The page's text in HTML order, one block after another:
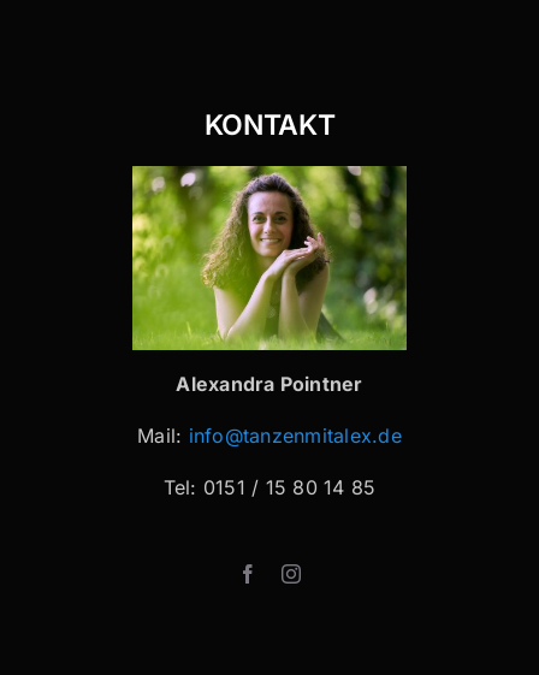
KONTAKT
Alexandra Pointner
Mail: info@tanzenmitalex.de
Tel: 0151 / 15 80 14 85